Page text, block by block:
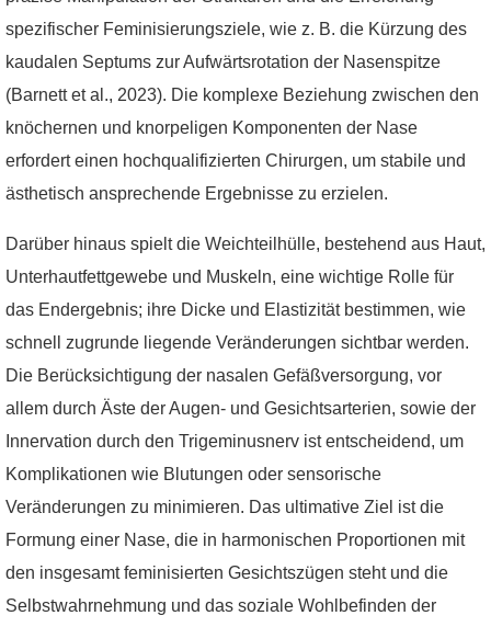
spezifischer Feminisierungsziele, wie z. B. die Kürzung des
kaudalen Septums zur Aufwärtsrotation der Nasenspitze
(Barnett et al., 2023). Die komplexe Beziehung zwischen den
knöchernen und knorpeligen Komponenten der Nase
erfordert einen hochqualifizierten Chirurgen, um stabile und
ästhetisch ansprechende Ergebnisse zu erzielen.
Darüber hinaus spielt die Weichteilhülle, bestehend aus Haut,
Unterhautfettgewebe und Muskeln, eine wichtige Rolle für
das Endergebnis; ihre Dicke und Elastizität bestimmen, wie
schnell zugrunde liegende Veränderungen sichtbar werden.
Die Berücksichtigung der nasalen Gefäßversorgung, vor
allem durch Äste der Augen- und Gesichtsarterien, sowie der
Innervation durch den Trigeminusnerv ist entscheidend, um
Komplikationen wie Blutungen oder sensorische
Veränderungen zu minimieren. Das ultimative Ziel ist die
Formung einer Nase, die in harmonischen Proportionen mit
den insgesamt feminisierten Gesichtszügen steht und die
Selbstwahrnehmung und das soziale Wohlbefinden der